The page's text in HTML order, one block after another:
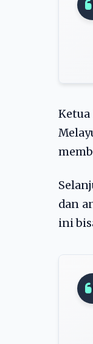
dan
ini